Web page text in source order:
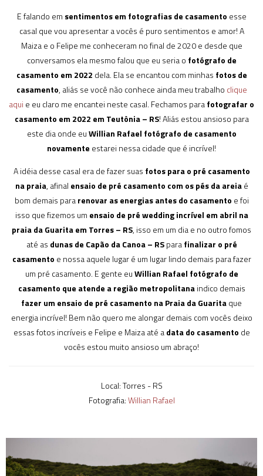
E falando em sentimentos em fotografias de casamento esse
casal que vou apresentar a vocês é puro sentimentos e amor! A
Maiza e o Felipe me conheceram no final de 2020 e desde que
conversamos ela mesmo falou que eu seria o fotógrafo de
casamento em 2022 dela. Ela se encantou com minhas fotos de
casamento, aliás se você não conhece ainda meu trabalho clique
aqui e eu claro me encantei neste casal. Fechamos parafotografar o
casamento em 2022 em Teutônia – RS! Aliás estou ansioso para
este dia onde euWillian Rafael fotógrafo de casamento
novamente estarei nessa cidade que é incrível!
A idéia desse casal era de fazer suas fotos para o pré casamento
na praia, afinal ensaio de pré casamento com os pés da areiaé
bom demais pararenovar as energias antes do casamento e foi
isso que fizemos um ensaio de pré wedding incrível em abril na
praia da Guarita em Torres – RS, isso em um dia e no outro fomos
até as dunas de Capão da Canoa – RSparafinalizar o pré
casamento e nossa aquele lugar é um lugar lindo demais para fazer
um pré casamento. E gente euWillian Rafael fotógrafo de
casamento que atende a região metropolitanaindico demais
fazer um ensaio de pré casamento na Praia da Guaritaque
energia incrível! Bem não quero me alongar demais com vocês deixo
essas fotos incríveis e Felipe e Maiza até adata do casamento de
vocês estou muito ansioso um abraço!
Local: Torres - RS
Fotografia:Willian Rafael